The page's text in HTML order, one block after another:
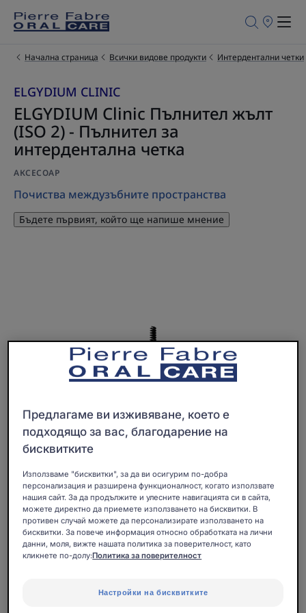
Търговски
продажба
Начална страница Всички видове продукти Интердентални четки
ELGYDIUM CLINIC
ELGYDIUM Clinic Пълнител жълт
(ISO 2) - Пълнител за
интердентална четка
АКСЕСОАР
Почиства междузъбните пространства
Бъдете първият, който ще напише мнение
Ефективни, лесни за употреба и хигиенични:
Пълнителите за интердентални четки за зъби
междузъбните пространства в труднодостъпни зони.
Предлагаме ви изживяване, което е
подходящо за вас, благодарение на
бисквитките
Използваме "бисквитки", за да ви осигурим по-добра
персонализация и разширена функционалност, когато използвате
нашия сайт. За да продължите и улесните навигацията си в сайта,
можете директно да приемете използването на бисквитки. В
противен случай можете да персонализирате използването на
бисквитки. За повече информация относно обработката на лични
данни, моля, вижте нашата политика за поверителност, като
кликнете по-долу:Политика за поверителност
Настройки на бисквитките